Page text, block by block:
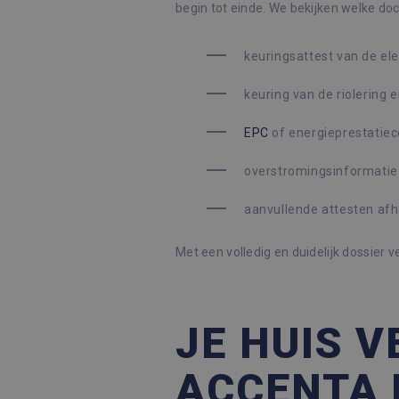
begin tot einde. We bekijken welke
keuringsattest van de
keuring van de riolering
EPC of
aanvullende attesten
Met een volledig en duidelijk dossier
JE HUIS
Naam
Domein
Meta Platform
Inc.
Naam
Google Privacy Policy